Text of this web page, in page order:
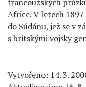
Africe. V letech
do Súdánu, jež se v
s britskými vojsky
Vytvořeno: 14. 3.